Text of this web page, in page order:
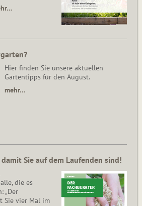
Hier finden Sie unsere aktuellen
Gartentipps für den August.
mehr…
damit Sie auf dem Laufenden sind!
die es
„Der
Sie vier Mal im